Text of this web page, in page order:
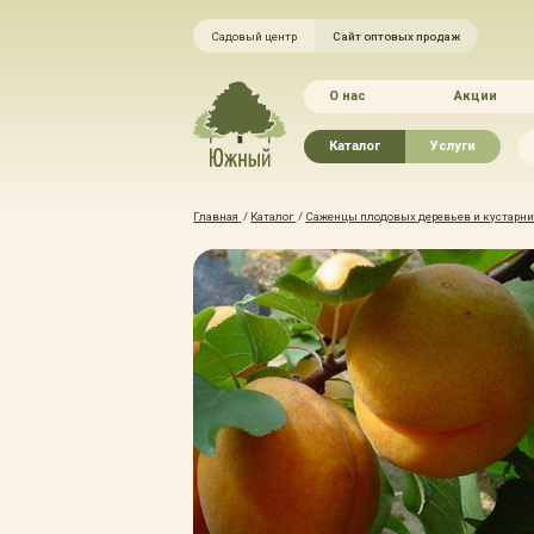
Садовый центр Сайт оптовых продаж
О нас Акции
Каталог
Хвойные растения
Плодово-ягодные растения
Лиственные растения
Цветы
Водные растения
Растения вертикального
озеленения
Формованные растения
Экостория
Товары для сада
Грунты, удобрения, отсыпка
Услуги
Благоустройство
Зелёный доктор
Зимние услуги
Уход за садом
Правила оказания
Доставка
Оплата
Гарантии
Автополив
Главная / Каталог / Саженцы плодовых деревьев и